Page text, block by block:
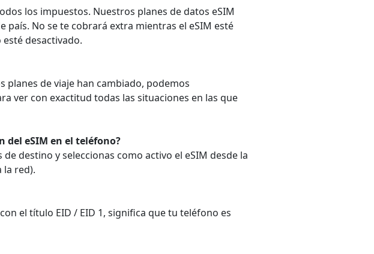
los impuestos. Nuestros planes de datos eSIM
No se te cobrará extra mientras el eSIM esté
desactivado.
planes de viaje han cambiado, podemos
ver con exactitud todas las situaciones en las que
del eSIM en el teléfono?
destino y seleccionas como activo el eSIM desde la
red).
el título EID / EID 1, significa que tu teléfono es